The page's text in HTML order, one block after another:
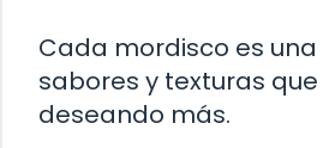
Cada mordisco es
sabores y texturas
deseando más.